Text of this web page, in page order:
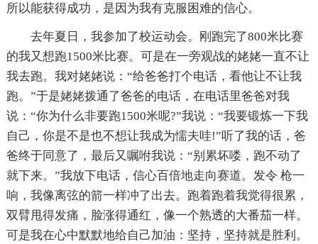
所以能获得成功，是因为我有克服困难的信心。
去年夏日，我参加了校运动会。刚跑完了800米比赛
的我又想跑1500米比赛。可是在一旁观战的姥姥一直不让
我去跑。我对姥姥说：“给爸爸打个电话，看他让不让我
跑。”于是姥姥拨通了爸爸的电话，在电话里爸爸对我
说：“你为什么非要跑1500米呢?”我说：“我要锻炼一下我
自己，你是不是也不想让我成为懦夫哇!”听了我的话，爸
爸终于同意了，最后又嘱咐我说：“别累坏喽，跑不动了
就下来。”我放下电话，信心百倍地走向赛道。发令 枪一
响，我像离弦的箭一样冲了出去。跑着跑着我觉得很累，
双臂甩得发痛，脸涨得通红，像一个熟透的大番茄一样。
可是我在心中默默地给自己加油：坚持，坚持就是胜利。